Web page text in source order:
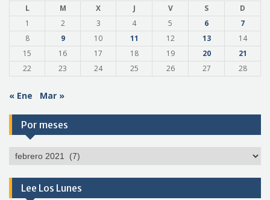
L M X J V S
D
1
2 3 4 5 6
7
8
9 10 11 12 13
14
15
16 17 18 19 20
21
22
23 24 25 26 27 28
« Ene Mar »
Por meses
Por
Lee Los Lunes